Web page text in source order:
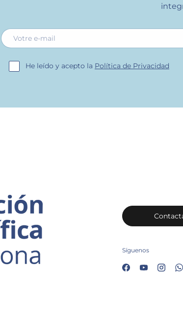
E-mail
He leído y acepto la Política de Privacidad
Síguenos
Facebook
YouTube